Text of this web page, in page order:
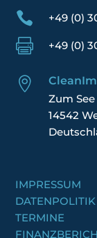
 +49 (0)
 +49 (0)

Zum See
14542
IMPRESSUM
DATENPOLITIK
TERMINE